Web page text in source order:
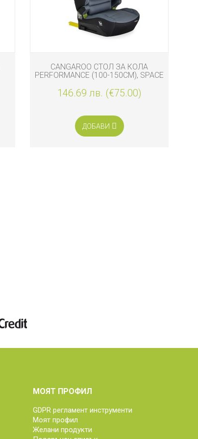
CANGAROO СТОЛ ЗА КОЛА
PERFORMANCE (100-150СМ), SPACE
146.69 лв. (€75.00)
ДОБАВИ
МОЯТ ПРОФИЛ
GDPR регламент инструменти
Моят профил
Желани продукти